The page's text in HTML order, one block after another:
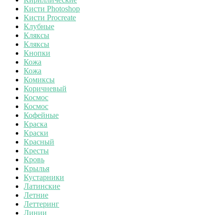
Кисти Photoshop
Кисти Procreate
Клубные
Кляксы
Кляксы
Кнопки
Кожа
Кожа
Комиксы
Коричневый
Космос
Космос
Кофейные
Краска
Краски
Красный
Кресты
Кровь
Крылья
Кустарники
Латинские
Летние
Леттеринг
Линии